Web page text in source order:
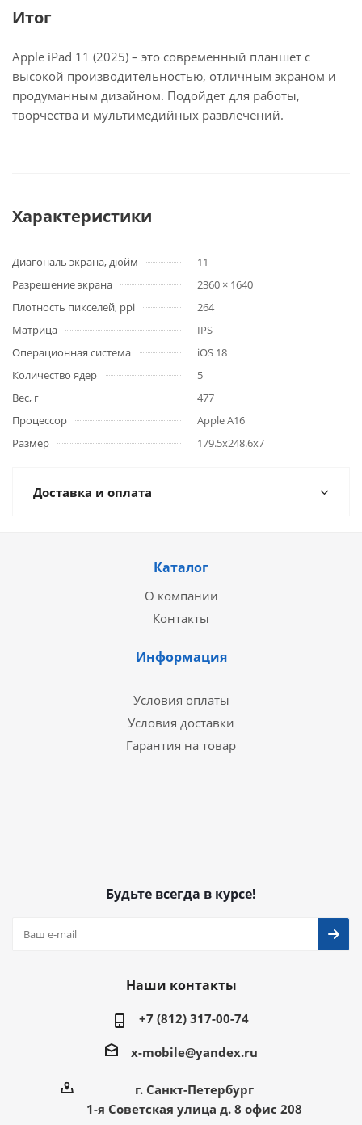
Итог
Apple iPad 11 (2025) – это современный планшет с
высокой производительностью, отличным экраном и
продуманным дизайном. Подойдет для работы,
творчества и мультимедийных развлечений.
Характеристики
Диагональ экрана, дюйм
11
Разрешение экрана
2360 × 1640
Плотность пикселей, ppi
264
Матрица
IPS
Операционная система
iOS 18
Количество ядер
5
Вес, г
477
Процессор
Apple А16
Размер
179.5x248.6x7
Доставка и оплата
Каталог
О компании
Контакты
Информация
Условия оплаты
Условия доставки
Гарантия на товар
Будьте всегда в курсе!
Наши контакты
+7 (812) 317-00-74
x-mobile@yandex.ru
г. Санкт-Петербург
1-я Советская улица д. 8 офис 208